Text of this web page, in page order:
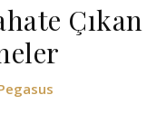
Çıkan